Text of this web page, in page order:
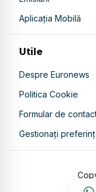
Aplicația Mobilă
Utile
Despre Euronews
Politica Cookie
Formular de
Gestionați